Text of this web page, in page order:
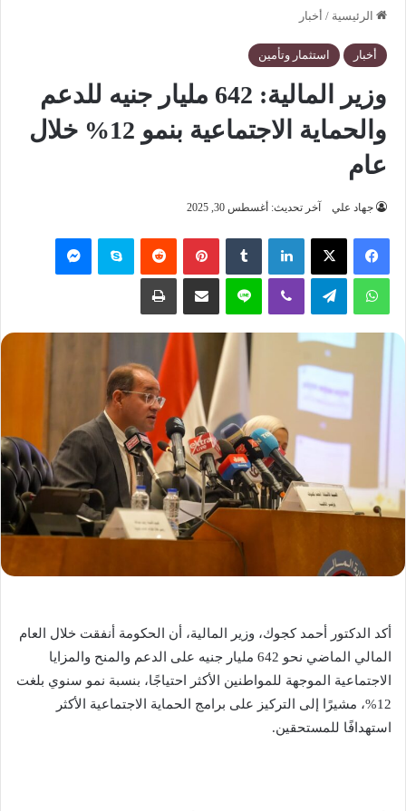
الرئيسية / أخبار
أخبار استثمار وتأمين
وزير المالية: 642 مليار جنيه للدعم
والحماية الاجتماعية بنمو 12% خلال
عام
جهاد علي آخر تحديث: أغسطس 30, 2025
فيسبوك ‫X لينكدإن بينتيريست سكايب
واتساب تيلقرام لاين
أكد الدكتور أحمد كجوك، وزير المالية، أن الحكومة أنفقت خلال العام
المالي الماضي نحو 642 مليار جنيه على الدعم والمنح والمزايا
الاجتماعية الموجهة للمواطنين الأكثر احتياجًا، بنسبة نمو سنوي بلغت
12%، مشيرًا إلى التركيز على برامج الحماية الاجتماعية الأكثر
استهدافًا للمستحقين.